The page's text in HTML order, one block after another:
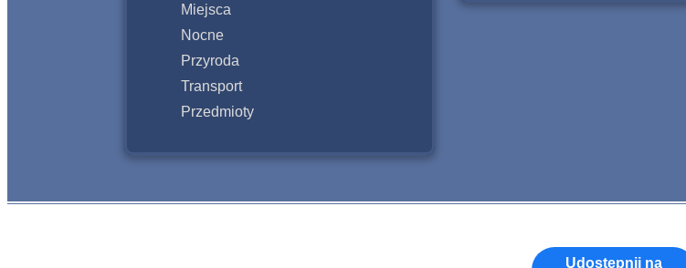
Miejsca
Nocne
Przyroda
Transport
Przedmioty
Udostępnij na